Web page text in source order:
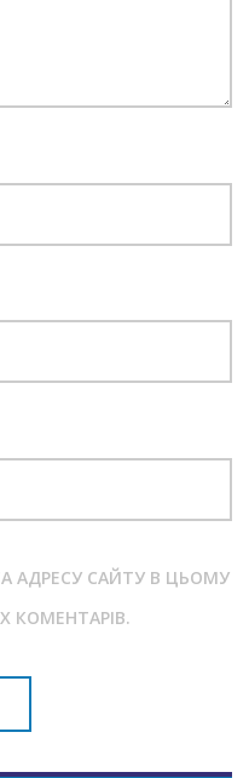
АДРЕСУ САЙТУ В ЦЬОМУ
КОМЕНТАРІВ.